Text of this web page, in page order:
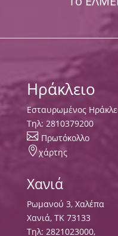
Ηράκλειο
Εσταυρωμένος
Τηλ: 2810379200
 Πρωτόκολλο
χάρτης
Χανιά
Ρωμανού 3, Χαλέπα
Χανιά, ΤΚ 73133
Τηλ: 2821023000,